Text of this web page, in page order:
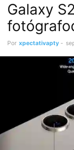
Galaxy
Por xpectativapty -